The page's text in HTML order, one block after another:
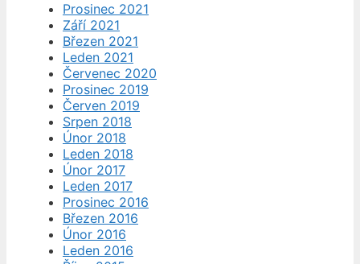
Prosinec 2021
Září 2021
Březen 2021
Leden 2021
Červenec 2020
Prosinec 2019
Červen 2019
Srpen 2018
Únor 2018
Leden 2018
Únor 2017
Leden 2017
Prosinec 2016
Březen 2016
Únor 2016
Leden 2016